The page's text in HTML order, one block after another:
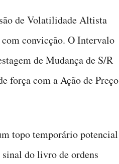
de Volatilidade Altista
convicção. O Intervalo
de Mudança de S/R
força com a Ação de Preço
topo temporário potencial
do livro de ordens